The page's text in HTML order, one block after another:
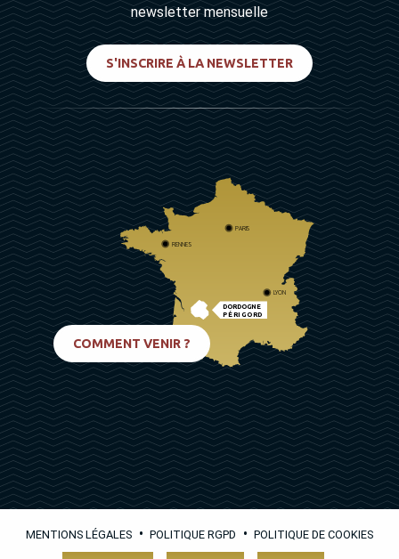
newsletter mensuelle
S'INSCRIRE À LA NEWSLETTER
DORDOGNE
PÉRIGORD
PARIS
RENNES
LYON
COMMENT VENIR ?
MENTIONS LÉGALES • POLITIQUE RGPD • POLITIQUE DE COOKIES